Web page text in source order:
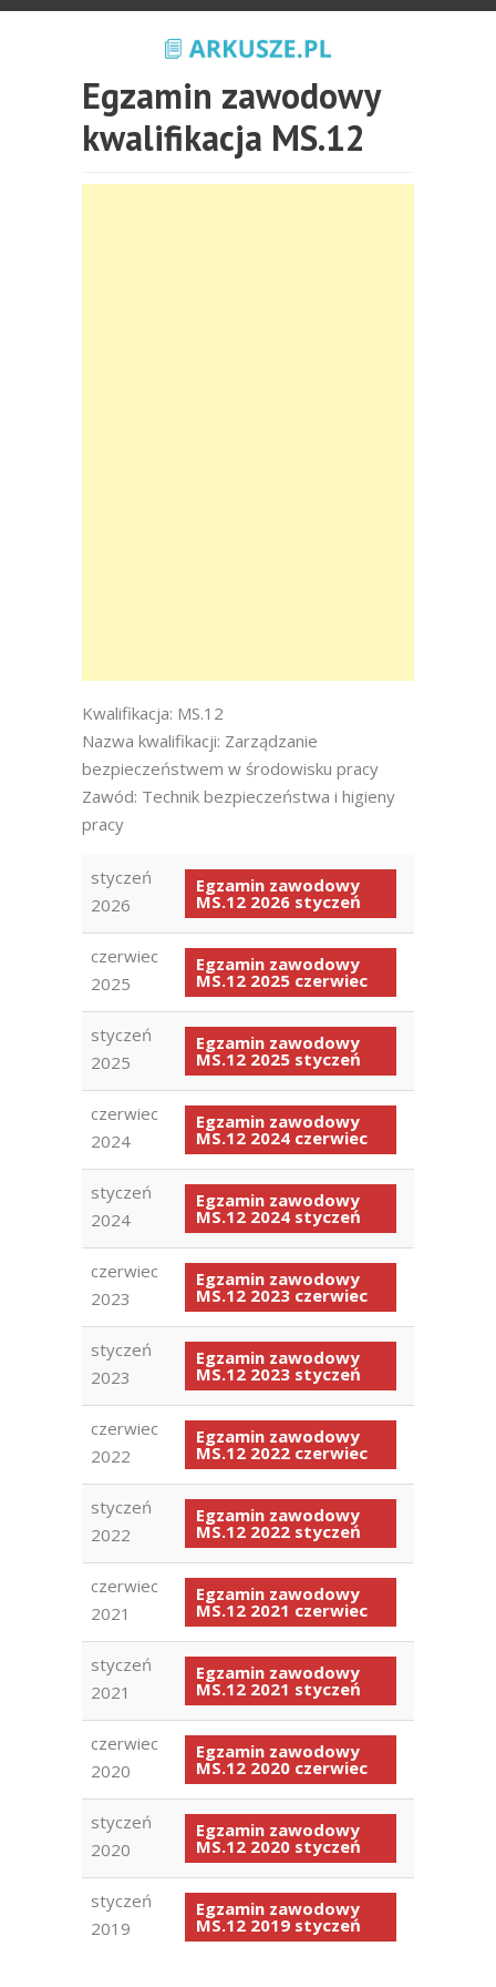
Egzamin zawodowy
kwalifikacja MS.12
Kwalifikacja: MS.12
Nazwa kwalifikacji: Zarządzanie
bezpieczeństwem w środowisku pracy
Zawód: Technik bezpieczeństwa i higieny
pracy
styczeń
2026
Egzamin zawodowy
MS.12 2026 styczeń
czerwiec
2025
Egzamin zawodowy
MS.12 2025 czerwiec
styczeń
2025
Egzamin zawodowy
MS.12 2025 styczeń
czerwiec
2024
Egzamin zawodowy
MS.12 2024 czerwiec
styczeń
2024
Egzamin zawodowy
MS.12 2024 styczeń
czerwiec
2023
Egzamin zawodowy
MS.12 2023 czerwiec
styczeń
2023
Egzamin zawodowy
MS.12 2023 styczeń
czerwiec
2022
Egzamin zawodowy
MS.12 2022 czerwiec
styczeń
2022
Egzamin zawodowy
MS.12 2022 styczeń
czerwiec
2021
Egzamin zawodowy
MS.12 2021 czerwiec
styczeń
2021
Egzamin zawodowy
MS.12 2021 styczeń
czerwiec
2020
Egzamin zawodowy
MS.12 2020 czerwiec
styczeń
2020
Egzamin zawodowy
MS.12 2020 styczeń
styczeń
2019
Egzamin zawodowy
MS.12 2019 styczeń